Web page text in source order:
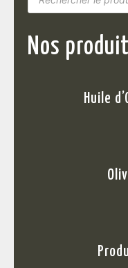
Nos
Huile